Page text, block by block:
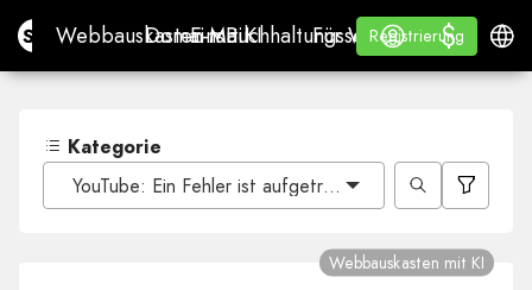
Site.proWebbauskasten mit KI
Webbauskasten mit KI
Domains
Domains
E-Mail
E-MailBuchhaltungssoftware
Buchhaltungssoftware
Für
Für Wiederverkäufer
WHITE LABEL
Lernen
Lernen
Registrierung
Registrierung
Anmelden
$
$
Kategorie
YouTube: Ein Fehler ist aufgetreten...
Webbauskasten mit KI